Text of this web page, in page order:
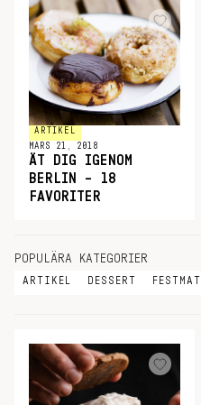
ARTIKEL
MARS 21, 2018
ÄT DIG IGENOM
BERLIN – 18
FAVORITER
POPULÄRA KATEGORIER
ARTIKEL DESSERT FESTMAT